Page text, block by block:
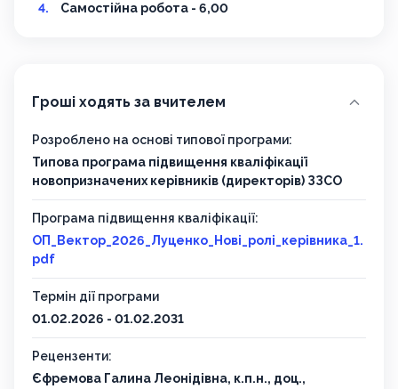
Самостійна робота - 6,00
Гроші ходять за вчителем
Розроблено на основі типової програми:
Типова програма підвищення кваліфікації
новопризначених керівників (директорів) ЗЗСО
Програма підвищення кваліфікації:
ОП_Вектор_2026_Луценко_Нові_ролі_керівника_1.
pdf
Термін дії програми
01.02.2026 - 01.02.2031
Рецензенти:
Єфремова Галина Леонідівна, к.п.н., доц.,